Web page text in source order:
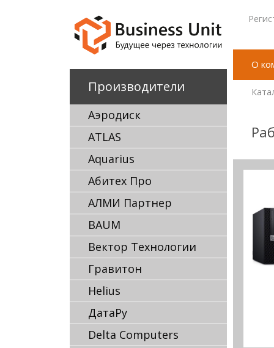
Производители
Аэродиск
ATLAS
Aquarius
Абитех Про
АЛМИ Партнер
BAUM
Вектор Технологии
Гравитон
Helius
ДатаРу
Delta Computers
О